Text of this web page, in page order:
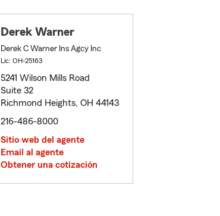
Derek Warner
Derek C Warner Ins Agcy Inc
Lic: OH-25163
5241 Wilson Mills Road
Suite 32
Richmond Heights, OH 44143
216-486-8000
Sitio web del agente
Email al agente
Obtener una cotización